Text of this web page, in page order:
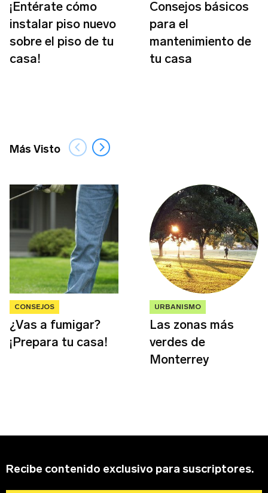
¡Entérate cómo
instalar piso nuevo
sobre el piso de tu
casa!
Consejos básicos
para el
mantenimiento de
tu casa
Más Visto
CONSEJOS
¿Vas a fumigar?
¡Prepara tu casa!
URBANISMO
Las zonas más
verdes de
Monterrey
Recibe contenido exclusivo para suscriptores.